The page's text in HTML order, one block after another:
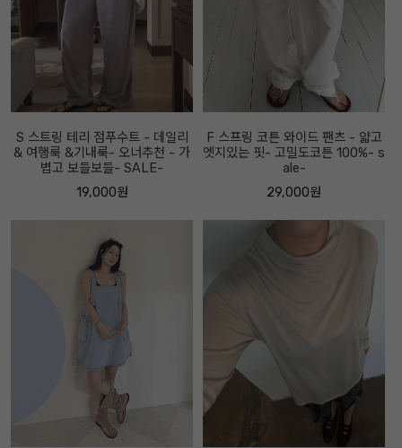
S 스트링 테리 점푸수트 - 데일리
& 여행룩 &기내룩- 오너추천 - 가
볍고 보들보들- SALE-
19,000원
F 스프링 코튼 와이드 팬츠 - 얇고
엣지있는 핏- 고밀도코튼 100%- s
ale-
29,000원